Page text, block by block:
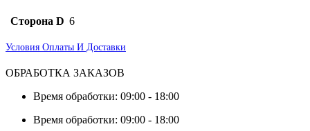
Сторона D 6
Условия Оплаты И Доставки
ОБРАБОТКА ЗАКАЗОВ
Время обработки: 09:00 - 18:00
Время обработки: 09:00 - 18:00